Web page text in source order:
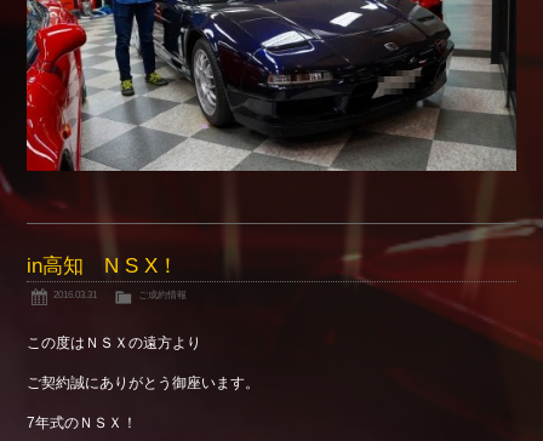
in高知 N S X！
2016.03.31 ご成約情報
この度はＮＳＸの遠方より
ご契約誠にありがとう御座います。
7年式のＮＳＸ！